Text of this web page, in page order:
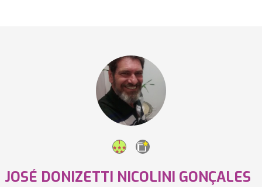
JOSÉ DONIZETTI NICOLINI GONÇALES